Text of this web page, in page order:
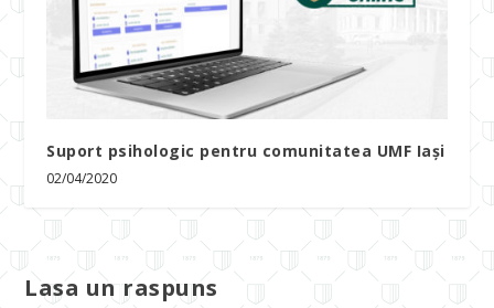
Suport psihologic pentru comunitatea UMF Iași
02/04/2020
Lasa un raspuns